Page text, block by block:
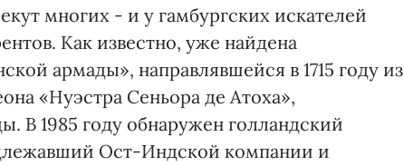
многих - и у гамбургских искателей
Как известно, уже найдена
армады», направлявшейся в 1715 году из
«Нуэстра Сеньора де Атоха»,
В 1985 году обнаружен голландский
Ост-Индской компании и